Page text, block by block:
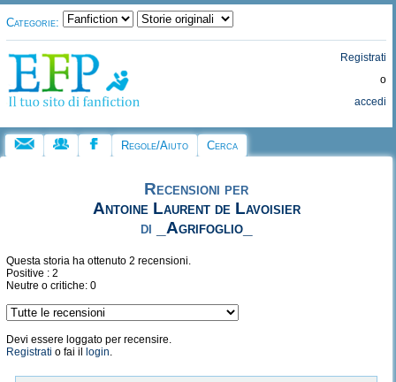
Categorie:
Registrati
o
accedi
Regole/Aiuto Cerca
Recensioni per
Antoine Laurent de Lavoisier
di
_Agrifoglio_
Questa storia ha ottenuto 2 recensioni.
Positive : 2
Neutre o critiche: 0
Devi essere loggato per recensire.
Registrati o fai il login.